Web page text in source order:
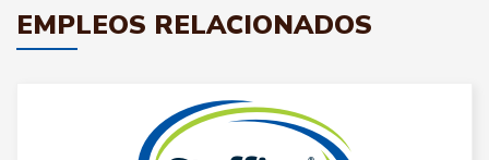
EMPLEOS RELACIONADOS